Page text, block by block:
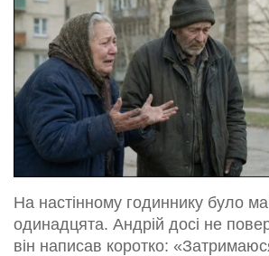
На настінному годиннику було
одинадцята. Андрій досі не
він написав коротко: